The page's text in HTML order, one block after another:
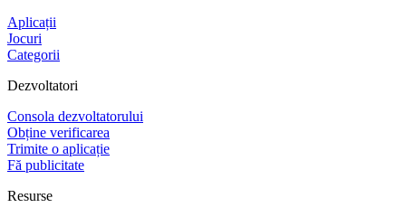
Aplicații
Jocuri
Categorii
Dezvoltatori
Consola dezvoltatorului
Obține verificarea
Trimite o aplicație
Fă publicitate
Resurse